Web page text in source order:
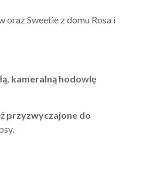
oraz Sweetie z domu Rosa i
kameralną hodowlę
przyzwyczajone do